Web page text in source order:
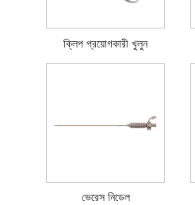
ক্লিপ প্রয়োগকারী খুলুন
ভেরেস নিডেল